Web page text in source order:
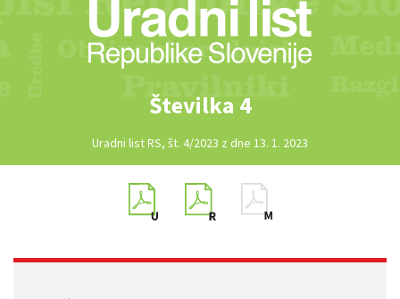
Številka 4
Uradni list RS, št. 4/2023 z dne 13. 1. 2023